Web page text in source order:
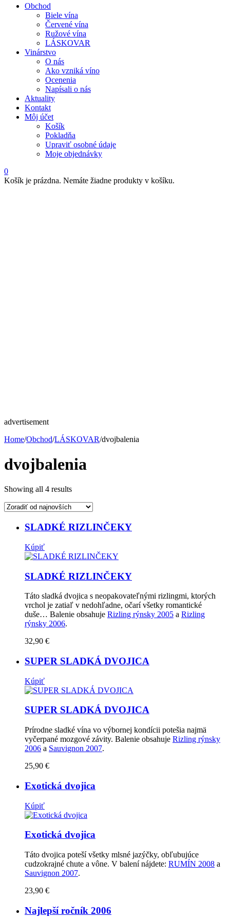
Obchod
Biele vína
Červené vína
Ružové vína
LÁSKOVAR
Vinárstvo
O nás
Ako vzniká víno
Ocenenia
Napísali o nás
Aktuality
Kontakt
Môj účet
Košík
Pokladňa
Upraviť osobné údaje
Moje objednávky
0
Košík je prázdna. Nemáte žiadne produkty v košíku.
advertisement
Home/Obchod/LÁSKOVAR/dvojbalenia
dvojbalenia
Showing all 4 results
SLADKÉ RIZLINČEKY
Kúpiť
SLADKÉ RIZLINČEKY
Táto sladká dvojica s neopakovateľnými rizlingmi, ktorých
vrchol je zatiaľ v nedohľadne, očarí všetky romantické
duše… Balenie obsahuje Rizling rýnsky 2005 a Rizling
rýnsky 2006.
32,90 €
SUPER SLADKÁ DVOJICA
Kúpiť
SUPER SLADKÁ DVOJICA
Prírodne sladké vína vo výbornej kondícii potešia najmä
vyčerpané mozgové závity. Balenie obsahuje Rizling rýnsky
2006 a Sauvignon 2007.
25,90 €
Exotická dvojica
Kúpiť
Exotická dvojica
Táto dvojica poteší všetky mlsné jazýčky, obľubujúce
cudzokrajné chute a vône. V balení nájdete: RUMÍN 2008 a
Sauvignon 2007.
23,90 €
Najlepší ročník 2006